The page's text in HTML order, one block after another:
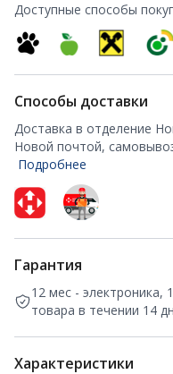
Доступные способы
Способы доставки
Доставка в отделение
Новой почтой,
Подробнее
Гарантия
12 мес - электроника,
товара в течении 14
Характеристики